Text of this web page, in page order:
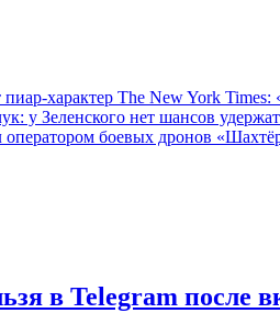
The New York Times:
у Зеленского нет шансов
в Telegram после